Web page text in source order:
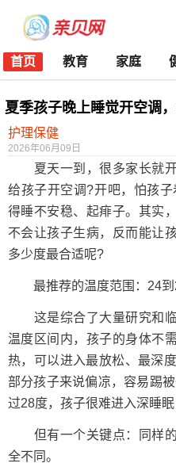
首页 教育 家庭
夏季孩子晚上睡觉开空调，
护理保健
2026年06月09日
夏天一到，很多家长就开
给孩子开空调?开吧，怕孩
得睡不安稳、起痱子。其实
不会让孩子生病，反而能让
多少度最合适呢?
最推荐的温度范围：24到
这是综合了大量研究和临
温度区间内，孩子的身体不
热，可以进入最放松、最深
部分孩子来说偏凉，容易踢
过28度，孩子很难进入深睡
但有一个关键点：同样的
全不同。